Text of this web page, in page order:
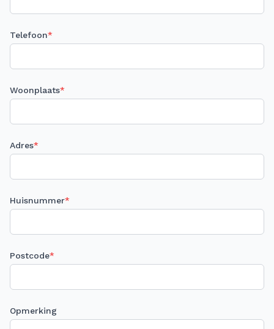
Telefoon*
Woonplaats*
Adres*
Huisnummer*
Postcode*
Opmerking